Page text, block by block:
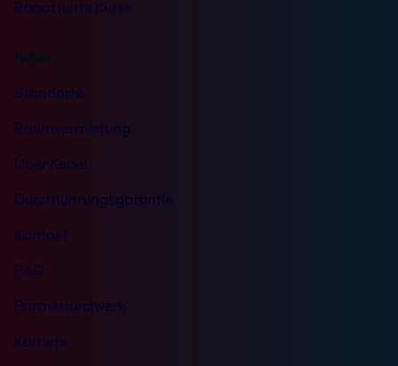
Rabattierte Kurse
Infos
Standorte
Raumvermietung
Über Kebel
Durchführungsgarantie
Kontakt
FAQ
Partnernetzwerk
Karriere